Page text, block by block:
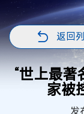
返回
“世上最著
家被
发